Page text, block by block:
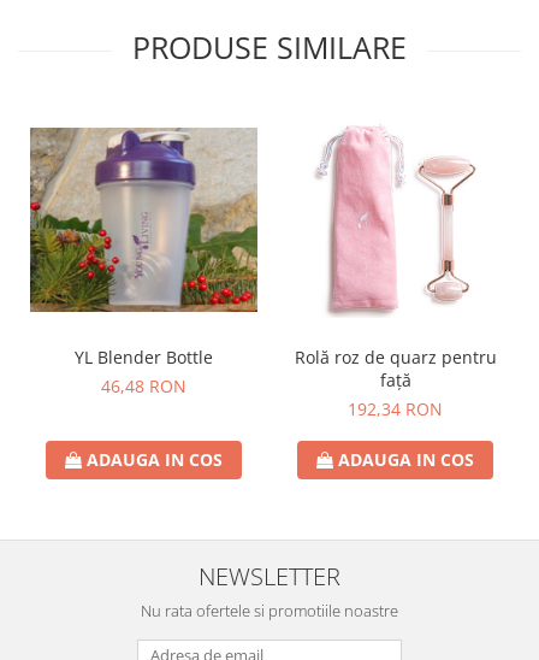
PRODUSE SIMILARE
YL Blender Bottle
46,48 RON
ADAUGA IN COS
Rolă roz de quarz pentru
față
192,34 RON
ADAUGA IN COS
NEWSLETTER
Nu rata ofertele si promotiile noastre